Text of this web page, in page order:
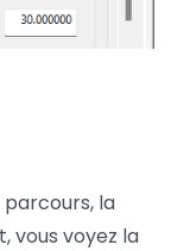
la
vous voyez la